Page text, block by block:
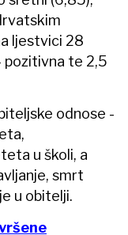
ljestvici 28
pozitivna te 2,5
odnose -
u školi, a
smrt
u obitelji.